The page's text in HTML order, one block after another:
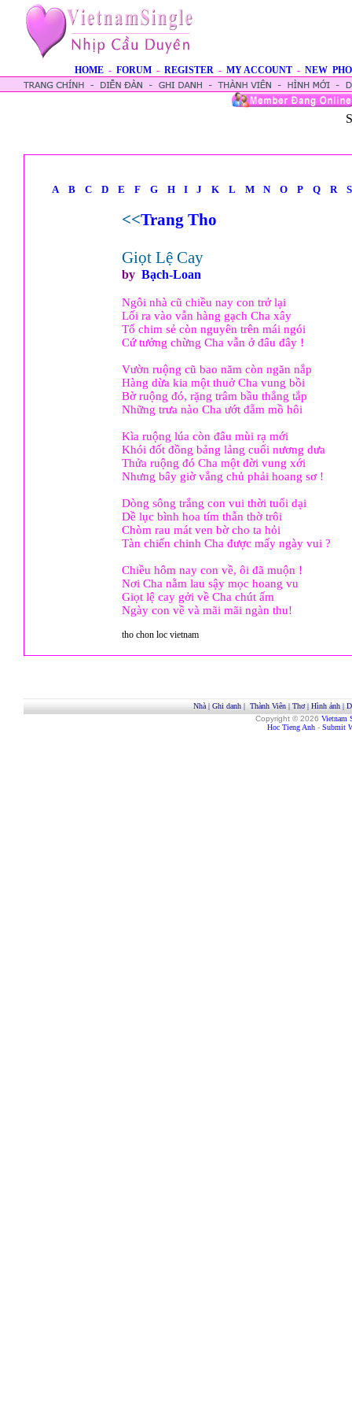
HOME - FORUM - REGISTER - MY ACCOUNT - NEW
A B C D E F G H I J K L M N O P Q R S
<<Trang Tho
Giọt Lệ Cay
by Bạch-Loan
Ngôi nhà cũ chiều nay con trở lại
Lối ra vào vẫn hàng gạch Cha xây
Tổ chim sẻ còn nguyên trên mái ngói
Cứ tưởng chừng Cha vẫn ở đâu đây !
Vườn ruộng cũ bao năm còn ngăn nắp
Hàng dừa kia một thuở Cha vung bồi
Bờ ruộng đó, rặng trâm bầu thẳng tắp
Những trưa nào Cha ướt đẵm mồ hôi
Kìa ruộng lúa còn đâu mùi rạ mới
Khói đốt đồng bảng lảng cuối nương dưa
Thửa ruộng đó Cha một đời vung xới
Nhưng bây giờ vắng chủ phải hoang sơ !
Dòng sông trắng con vui thời tuổi dại
Dề lục bình hoa tím thẫn thờ trôi
Chòm rau mát ven bờ cho ta hỏi
Tàn chiến chinh Cha được mấy ngày vui ?
Chiều hôm nay con về, ôi đã muộn !
Nơi Cha nằm lau sậy mọc hoang vu
Giọt lệ cay gởi về Cha chút ấm
Ngày con về và mãi mãi ngàn thu!
tho chon loc vietnam
Nhà| Ghi danh| Thành Viên| Thơ| Hình ảnh|
Copyright © 2026 Vietnam
Hoc Tieng Anh - Submit